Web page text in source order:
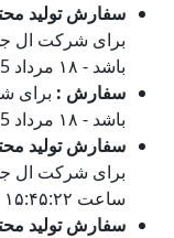
سفارش تولید
برای شرکت ال
باشد - ۱۸ مرداد 1405 ساعت ۱۵:۴۹:۱۷
سفارش : برای
باشد - ۱۸ مرداد 1405 ساعت ۱۵:۴۶:۳۹
سفارش تولید
ساعت ۱۵:۴۵:۲۲
سفارش تولید